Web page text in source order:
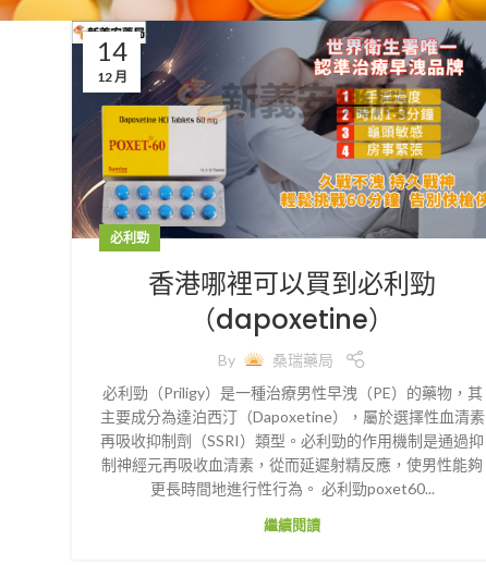
14
12 月
必利勁
香港哪裡可以買到必利勁
（dapoxetine）
By
桑瑞藥局
必利勁（Priligy）是一種治療男性早洩（PE）的藥物，其
主要成分為達泊西汀（Dapoxetine），屬於選擇性血清素
再吸收抑制劑（SSRI）類型。必利勁的作用機制是通過抑
制神經元再吸收血清素，從而延遲射精反應，使男性能夠
更長時間地進行性行為。 必利勁poxet60...
繼續閱讀